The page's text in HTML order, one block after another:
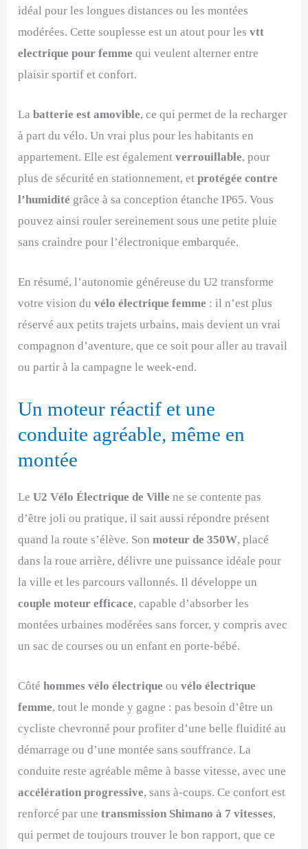
idéal pour les longues distances ou les montées
modérées. Cette souplesse est un atout pour lesvtt
electrique pour femme qui veulent alterner entre
plaisir sportif et confort.
Labatterie est amovible, ce qui permet de la recharger
à part du vélo. Un vrai plus pour les habitants en
appartement. Elle est égalementverrouillable, pour
plus de sécurité en stationnement, etprotégée contre
l’humidité grâce à sa conception étanche IP65. Vous
pouvez ainsi rouler sereinement sous une petite pluie
sans craindre pour l’électronique embarquée.
En résumé, l’autonomie généreuse du U2 transforme
votre vision duvélo électrique femme : il n’est plus
réservé aux petits trajets urbains, mais devient un vrai
compagnon d’aventure, que ce soit pour aller au travail
ou partir à la campagne le week-end.
Un moteur réactif et une
conduite agréable, même en
montée
LeU2 Vélo Électrique de Villene se contente pas
d’être joli ou pratique, il sait aussi répondre présent
quand la route s’élève. Sonmoteur de 350W, placé
dans la roue arrière, délivre une puissance idéale pour
la ville et les parcours vallonnés. Il développe un
couple moteur efficace, capable d’absorber les
montées urbaines modérées sans forcer, y compris avec
un sac de courses ou un enfant en porte-bébé.
Côtéhommes vélo électrique ouvélo électrique
femme, tout le monde y gagne : pas besoin d’être un
cycliste chevronné pour profiter d’une belle fluidité au
démarrage ou d’une montée sans souffrance. La
conduite reste agréable même à basse vitesse, avec une
accélération progressive, sans à-coups. Ce confort est
renforcé par unetransmission Shimano à 7 vitesses,
qui permet de toujours trouver le bon rapport, que ce